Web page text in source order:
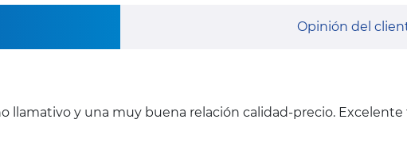
Opinión del
llamativo y una muy buena relación calidad-precio.